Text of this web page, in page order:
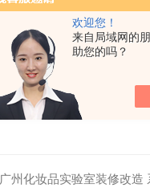
欢迎您！
来自局域网的
助您的吗？
广州化妆品实验室装修改造